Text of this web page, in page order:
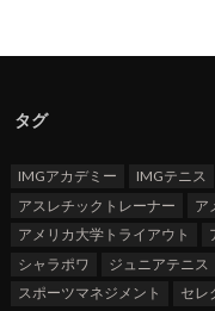
タグ
IMGアカデミー IMGテニス
アスレチックトレーナー
ア
アメリカ大学トライアウト
シャラポワ
ジュニアテニス
スポーツマネジメント
セレ